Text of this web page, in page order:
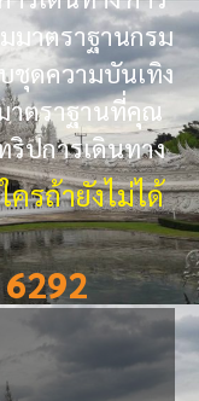
มาตราฐานกรม
ชุดความบันเทิง
าตราฐานที่คุณ
ปการเดินทาง
รถ้ายังไม่ได้